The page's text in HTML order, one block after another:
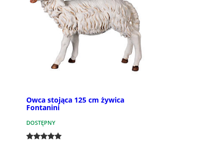
Owca stojąca 125 cm żywica
Fontanini
DOSTĘPNY